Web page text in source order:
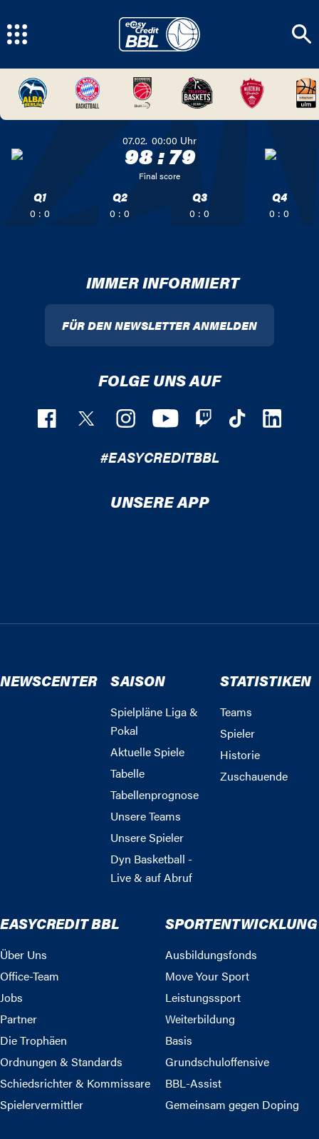
07.02. 00:00 Uhr
98:79
Final score
Q1
0 : 0
Q2
0 : 0
Q3
0 : 0
Q4
0 : 0
IMMER INFORMIERT
FÜR DEN NEWSLETTER ANMELDEN
FOLGE UNS AUF
#EASYCREDITBBL
UNSERE APP
NEWSCENTER SAISON
Spielpläne Liga &
Pokal
Aktuelle Spiele
Tabelle
Tabellenprognose
Unsere Teams
Unsere Spieler
Dyn Basketball -
Live & auf Abruf
STATISTIKEN
Teams
Spieler
Historie
Zuschauende
EASYCREDIT BBL
Über Uns
Office-Team
Jobs
Partner
Die Trophäen
Ordnungen & Standards
Schiedsrichter & Kommissare
Spielervermittler
SPORTENTWICKLUNG
Ausbildungsfonds
Move Your Sport
Leistungssport
Weiterbildung
Basis
Grundschuloffensive
BBL-Assist
Gemeinsam gegen Doping